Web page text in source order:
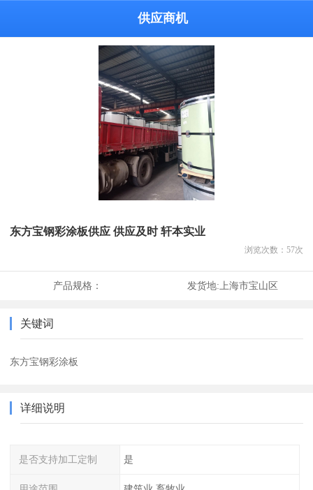
供应商机
东方宝钢彩涂板供应 供应及时 轩本实业
浏览次数： 57次
产品规格： 发货地:上海市宝山区
关键词
东方宝钢彩涂板
详细说明
是否支持加工定制 是